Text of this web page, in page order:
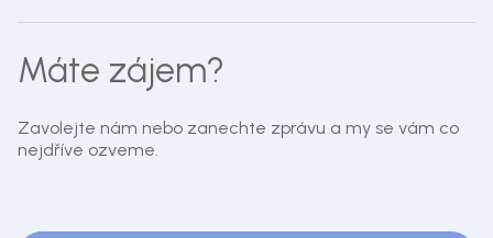
Máte zájem?
Zavolejte nám nebo zanechte zprávu a my se vám co
nejdříve ozveme.